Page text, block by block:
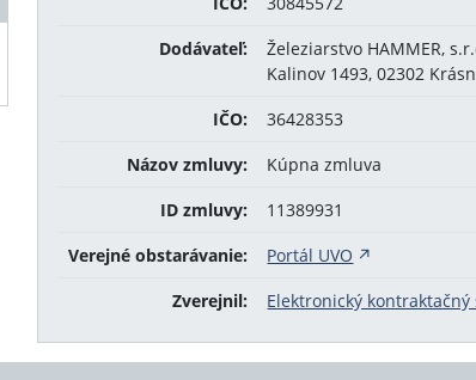
Dodávateľ:
Železiarstvo HAMMER,
Kalinov 1493, 02302
IČO:
36428353
Názov zmluvy:
Kúpna zmluva
ID zmluvy:
11389931
Verejné obstarávanie:
Portál UVO
Zverejnil:
Elektronický kontraktačný